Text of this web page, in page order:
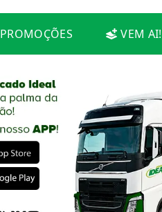
PROMOÇÕES VEM AI!